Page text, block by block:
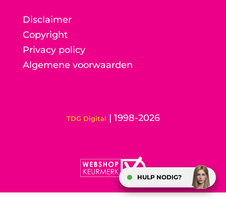
Disclaimer
Copyright
Privacy policy
Algemene voorwaarden
TDG Digital | 1998-2026
HULP NODIG?